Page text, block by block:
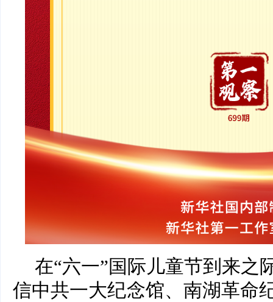
在“六一”国际儿童节到来之
信中共一大纪念馆、南湖革命